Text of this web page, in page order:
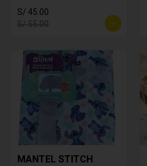
S/ 45.00
S/ 55.00
MANTEL STITCH